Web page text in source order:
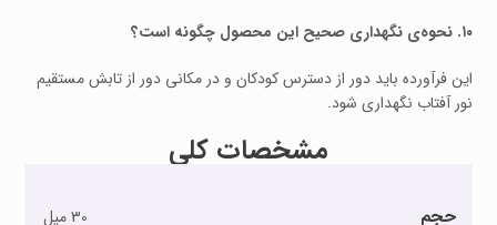
۱۰. نحوه‌ی نگهداری صحیح این محصول چگونه است؟
این فرآورده باید دور از دسترس کودکان و در مکانی دور از تابش مستقیم
نور آفتاب نگهداری شود.
مشخصات کلی
حجم 30 میل